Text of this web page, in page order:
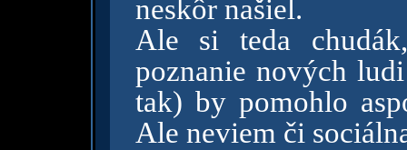
neskôr našiel.
Ale si teda
poznanie nových
tak) by pomohlo
Ale neviem či